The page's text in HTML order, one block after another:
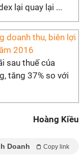
lại quay lại ...
doanh thu, biên lợi
2016
sau thuế của
tăng 37% so với
Hoàng Kiều
Doanh Copy link